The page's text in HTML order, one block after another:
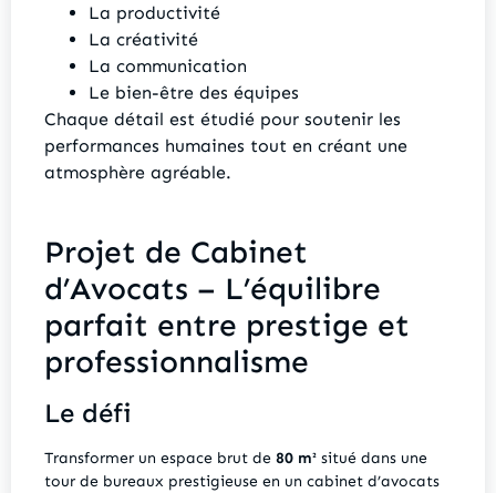
La productivité
La créativité
La communication
Le bien-être des équipes
Chaque détail est étudié pour soutenir les
performances humaines tout en créant une
atmosphère agréable.
Projet de Cabinet
d’Avocats – L’équilibre
parfait entre prestige et
professionnalisme
Le défi
Transformer un espace brut de 80 m² situé dans une
tour de bureaux prestigieuse en un cabinet d’avocats